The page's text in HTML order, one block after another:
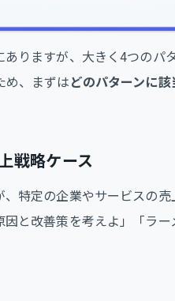
りますが、大きく4つのパ
め、まずはどのパターンに
戦略ケース
特定の企業やサービスの
と改善策を考えよ」「ラー